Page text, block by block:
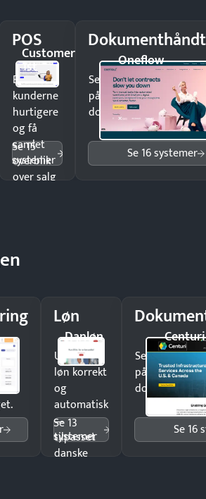
POS
Customer
1st
Ekspedér
kunderne
hurtigere
og få
samlet
overblik
over salg
Se 15
systemer
Oneflow
Send kontrakter til
på minutter og mist
dokumenter.
Se 16 systemer
Løn
Danløn
Udbetal
løn korrekt
og
automatisk
—
tilpasset
danske
Se 13
systemer
Centuri
Send
på minutter
dokumenter.
Se 16